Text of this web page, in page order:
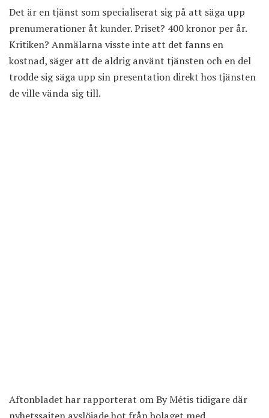
Det är en tjänst som specialiserat sig på att säga upp
prenumerationer åt kunder. Priset? 400 kronor per år.
Kritiken? Anmälarna visste inte att det fanns en
kostnad, säger att de aldrig använt tjänsten och en del
trodde sig säga upp sin presentation direkt hos tjänsten
de ville vända sig till.
Aftonbladet har rapporterat om By Métis tidigare där